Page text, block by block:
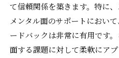
て信頼関係を築きます。特に
メンタル面のサポートにおい
ードバックは非常に有用です
面する課題に対して柔軟にア